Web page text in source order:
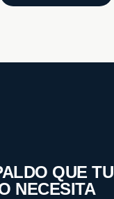
QUE TU
NECESITA